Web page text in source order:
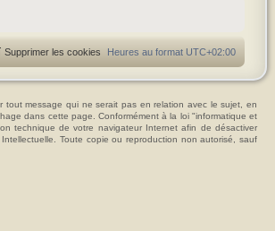
Heures au formatUTC+02:00
Supprimer les cookies
tout message qui ne serait pas en relation avec le sujet, en
dans cette page. Conformément à la loi "informatique et
technique de votre navigateur Internet afin de désactiver
Toute copie ou reproduction non autorisé, sauf